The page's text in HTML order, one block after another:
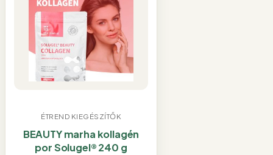
ÉTREND KIEGÉSZÍTŐK
BEAUTY marha kollagén
por Solugel® 240 g